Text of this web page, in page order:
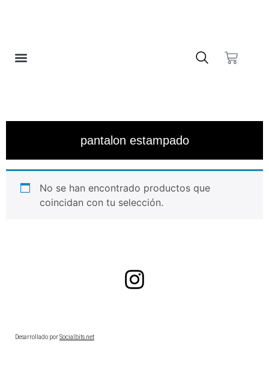
pantalon estampado
No se han encontrado productos que
coincidan con tu selección.
Desarrollado porSocialbits.net